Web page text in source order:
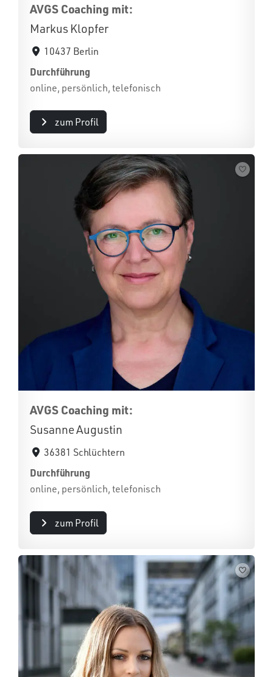
AVGS Coaching mit:
Markus Klopfer
10437 Berlin
Durchführung
online, persönlich, telefonisch
zum Profil
AVGS Coaching mit:
Susanne Augustin
36381 Schlüchtern
Durchführung
online, persönlich, telefonisch
zum Profil